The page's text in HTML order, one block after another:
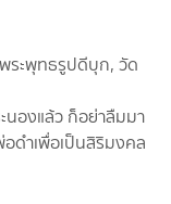
องแล้ว ก็อย่าลืมมา
ดำเพื่อเป็นสิริมงคล